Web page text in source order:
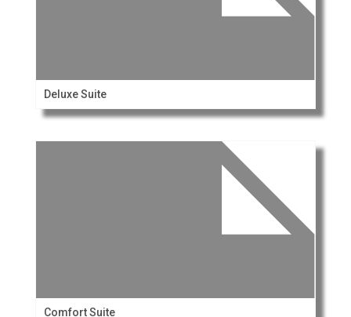
Deluxe Suite
Comfort Suite